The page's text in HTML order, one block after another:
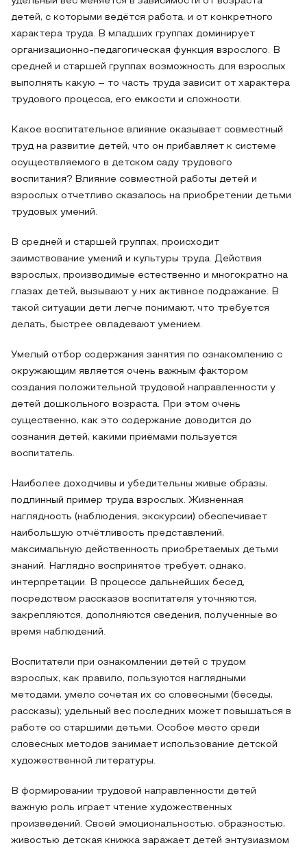
детей, с которыми ведётся работа, и от конкретного
характера труда. В младших группах доминирует
организационно-педагогическая функция взрослого. В
средней и старшей группах возможность для взрослых
выполнять какую – то часть труда зависит от характера
трудового процесса, его емкости и сложности.
Какое воспитательное влияние оказывает совместный
труд на развитие детей, что он прибавляет к системе
осуществляемого в детском саду трудового
воспитания? Влияние совместной работы детей и
взрослых отчетливо сказалось на приобретении детьми
трудовых умений.
В средней и старшей группах, происходит
заимствование умений и культуры труда. Действия
взрослых, производимые естественно и многократно на
глазах детей, вызывают у них активное подражание. В
такой ситуации дети легче понимают, что требуется
делать, быстрее овладевают умением.
Умелый отбор содержания занятия по ознакомлению с
окружающим является очень важным фактором
создания положительной трудовой направленности у
детей дошкольного возраста. При этом очень
существенно, как это содержание доводится до
сознания детей, какими приёмами пользуется
воспитатель.
Наиболее доходчивы и убедительны живые образы,
подлинный пример труда взрослых. Жизненная
наглядность (наблюдения, экскурсии) обеспечивает
наибольшую отчётливость представлений,
максимальную действенность приобретаемых детьми
знаний. Наглядно воспринятое требует, однако,
интерпретации. В процессе дальнейших бесед,
посредством рассказов воспитателя уточняются,
закрепляются, дополняются сведения, полученные во
время наблюдений.
Воспитатели при ознакомлении детей с трудом
взрослых, как правило, пользуются наглядными
методами, умело сочетая их со словесными (беседы,
рассказы); удельный вес последних может повышаться в
работе со старшими детьми. Особое место среди
словесных методов занимает использование детской
художественной литературы.
В формировании трудовой направленности детей
важную роль играет чтение художественных
произведений. Своей эмоциональностью, образностью,
живостью детская книжка заражает детей энтузиазмом